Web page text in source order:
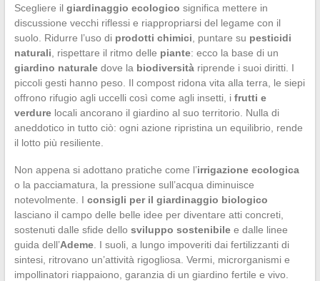
Scegliere il giardinaggio ecologico significa mettere in
discussione vecchi riflessi e riappropriarsi del legame con il
suolo. Ridurre l’uso di prodotti chimici , puntare su pesticidi
naturali , rispettare il ritmo delle piante: ecco la base di un
giardino naturaledove la biodiversitàriprende i suoi diritti. I
piccoli gesti hanno peso. Il compost ridona vita alla terra, le siepi
offrono rifugio agli uccelli così come agli insetti, i frutti e
verdurelocali ancorano il giardino al suo territorio. Nulla di
aneddotico in tutto ciò: ogni azione ripristina un equilibrio, rende
il lotto più resiliente.
Non appena si adottano pratiche come l’irrigazione ecologica
o la pacciamatura, la pressione sull’acqua diminuisce
notevolmente. I consigli per il giardinaggio biologico
lasciano il campo delle belle idee per diventare atti concreti,
sostenuti dalle sfide dello sviluppo sostenibilee dalle linee
guida dell’Ademe. I suoli, a lungo impoveriti dai fertilizzanti di
sintesi, ritrovano un’attività rigogliosa. Vermi, microrganismi e
impollinatori riappaiono, garanzia di un giardino fertile e vivo.